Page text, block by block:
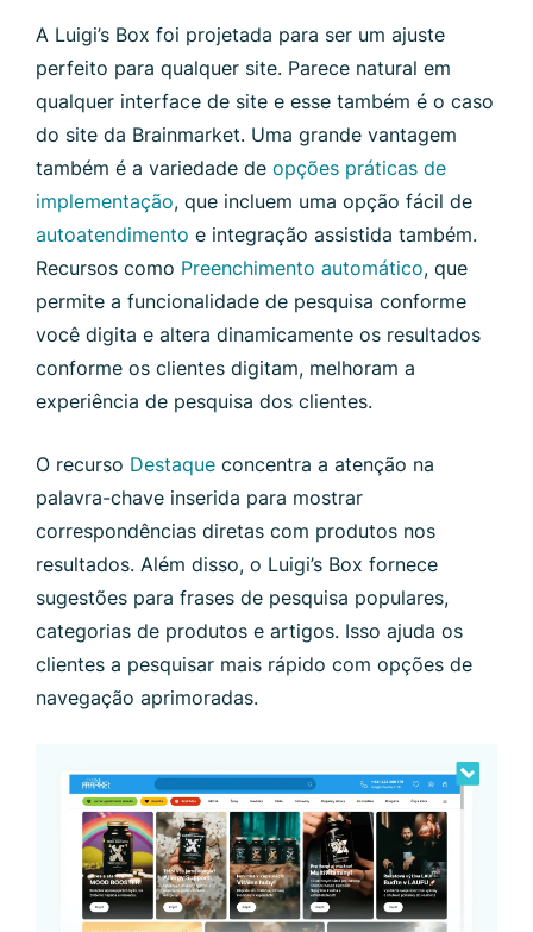
A Luigi’s Box foi projetada para ser um ajuste
perfeito para qualquer site. Parece natural em
qualquer interface de site e esse também é o caso
do site da Brainmarket. Uma grande vantagem
também é a variedade de opções práticas de
implementação, que incluem uma opção fácil de
autoatendimento e integração assistida também.
Recursos como Preenchimento automático, que
permite a funcionalidade de pesquisa conforme
você digita e altera dinamicamente os resultados
conforme os clientes digitam, melhoram a
experiência de pesquisa dos clientes.
O recurso Destaque concentra a atenção na
palavra-chave inserida para mostrar
correspondências diretas com produtos nos
resultados. Além disso, o Luigi’s Box fornece
sugestões para frases de pesquisa populares,
categorias de produtos e artigos. Isso ajuda os
clientes a pesquisar mais rápido com opções de
navegação aprimoradas.